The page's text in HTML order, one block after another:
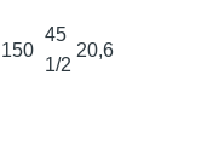
150
45
1/2
20,6